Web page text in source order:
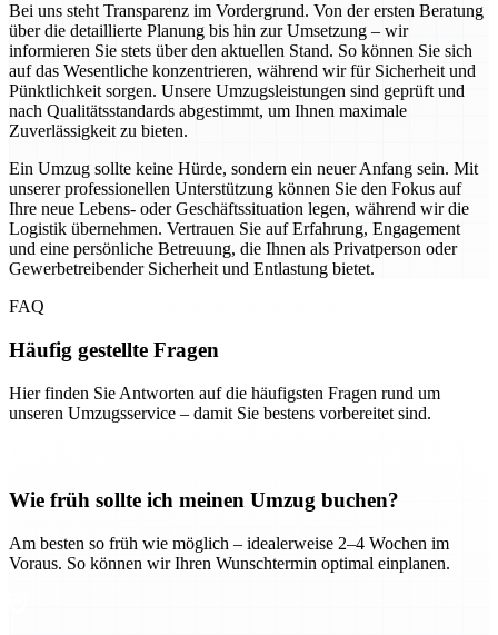
Bei uns steht Transparenz im Vordergrund. Von der ersten Beratung
über die detaillierte Planung bis hin zur Umsetzung – wir
informieren Sie stets über den aktuellen Stand. So können Sie sich
auf das Wesentliche konzentrieren, während wir für Sicherheit und
Pünktlichkeit sorgen. Unsere Umzugsleistungen sind geprüft und
nach Qualitätsstandards abgestimmt, um Ihnen maximale
Zuverlässigkeit zu bieten.
Ein Umzug sollte keine Hürde, sondern ein neuer Anfang sein. Mit
unserer professionellen Unterstützung können Sie den Fokus auf
Ihre neue Lebens- oder Geschäftssituation legen, während wir die
Logistik übernehmen. Vertrauen Sie auf Erfahrung, Engagement
und eine persönliche Betreuung, die Ihnen als Privatperson oder
Gewerbetreibender Sicherheit und Entlastung bietet.
FAQ
Häufig gestellte Fragen
Hier finden Sie Antworten auf die häufigsten Fragen rund um
unseren Umzugsservice – damit Sie bestens vorbereitet sind.
Wie früh sollte ich meinen Umzug buchen?
Am besten so früh wie möglich – idealerweise 2–4 Wochen im
Voraus. So können wir Ihren Wunschtermin optimal einplanen.